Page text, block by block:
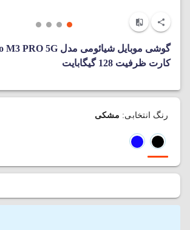
کارت ظرفیت 128 گیگابایت
رنگ انتخابی: مشکی